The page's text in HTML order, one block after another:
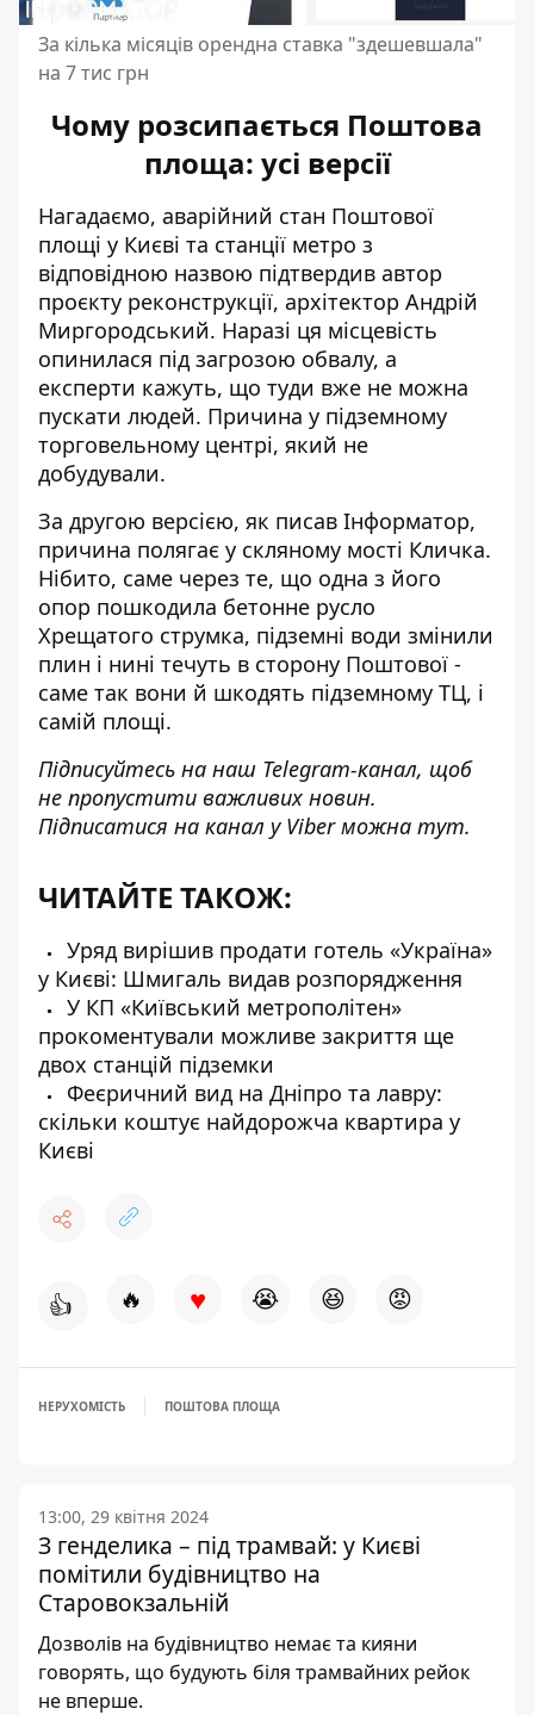
За кілька місяців орендна ставка "здешевшала"
на 7 тис грн
Чому розсипається Поштова
площа: усі версії
Нагадаємо, аварійний стан Поштової
площі у Києві та станції метро з
відповідною назвою підтвердив автор
проєкту реконструкції, архітектор Андрій
Миргородський. Наразі ця місцевість
опинилася під загрозою обвалу, а
експерти кажуть, що туди вже не можна
пускати людей. Причина у підземному
торговельному центрі, який не
добудували.
За другою версією, як писав Інформатор,
причина полягає у скляному мості Кличка.
Нібито, саме через те, що одна з його
опор пошкодила бетонне русло
Хрещатого струмка, підземні води змінили
плин і нині течуть в сторону Поштової -
саме так вони й шкодять підземному ТЦ, і
самій площі.
Підписуйтесь на наш Telegram-канал, щоб
не пропустити важливих новин.
Підписатися на канал у Viber можна тут.
ЧИТАЙТЕ ТАКОЖ:
Уряд вирішив продати готель «Україна»
у Києві: Шмигаль видав розпорядження
У КП «Київський метрополітен»
прокоментували можливе закриття ще
двох станцій підземки
Феєричний вид на Дніпро та лавру:
скільки коштує найдорожча квартира у
Києві
👍 🔥 ♥ 😭 😆 😡
НЕРУХОМІСТЬ ПОШТОВА ПЛОЩА
13:00, 29 квітня 2024
З генделика – під трамвай: у Києві
помітили будівництво на
Старовокзальній
Дозволів на будівництво немає та кияни
говорять, що будують біля трамвайних рейок
не вперше.